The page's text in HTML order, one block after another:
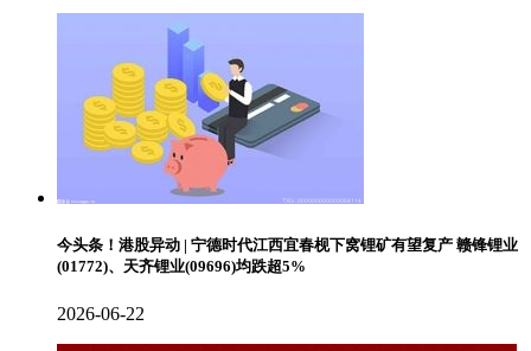
今头条！港股异动 | 宁德时代江西宜春枧下窝锂矿有望复产 赣锋锂业
(01772)、天齐锂业(09696)均跌超5%
2026-06-22